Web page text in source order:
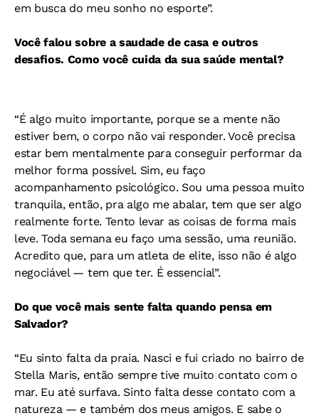
em busca do meu sonho no esporte”.
Você falou sobre a saudade de casa e outros
desafios. Como você cuida da sua saúde mental?
“É algo muito importante, porque se a mente não
estiver bem, o corpo não vai responder. Você precisa
estar bem mentalmente para conseguir performar da
melhor forma possível. Sim, eu faço
acompanhamento psicológico. Sou uma pessoa muito
tranquila, então, pra algo me abalar, tem que ser algo
realmente forte. Tento levar as coisas de forma mais
leve. Toda semana eu faço uma sessão, uma reunião.
Acredito que, para um atleta de elite, isso não é algo
negociável — tem que ter. É essencial”.
Do que você mais sente falta quando pensa em
Salvador?
“Eu sinto falta da praia. Nasci e fui criado no bairro de
Stella Maris, então sempre tive muito contato com o
mar. Eu até surfava. Sinto falta desse contato com a
natureza — e também dos meus amigos. E sabe o